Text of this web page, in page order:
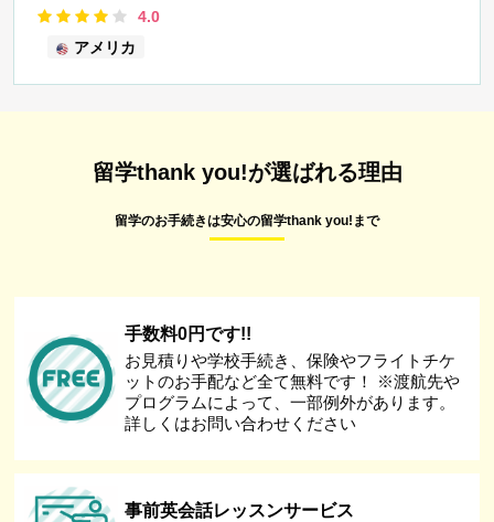
4.0
アメリカ
留学thank you!が選ばれる理由
留学のお手続きは安心の留学thank you!まで
手数料0円です!!
お見積りや学校手続き、保険やフライトチケ
ットのお手配など全て無料です！ ※渡航先や
プログラムによって、一部例外があります。
詳しくはお問い合わせください
事前英会話レッスンサービス